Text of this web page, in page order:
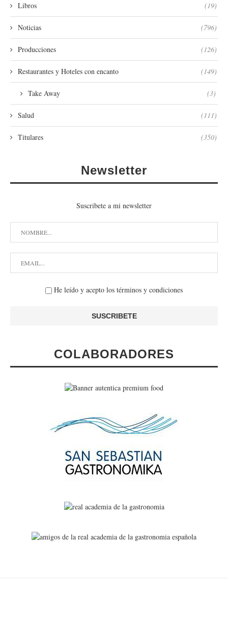
Libros (19)
Noticias (796)
Producciones (126)
Restaurantes y Hoteles con encanto (149)
Take Away (3)
Salud (111)
Titulares (350)
Newsletter
Suscribete a mi newsletter
He leído y acepto los términos y condiciones
COLABORADORES